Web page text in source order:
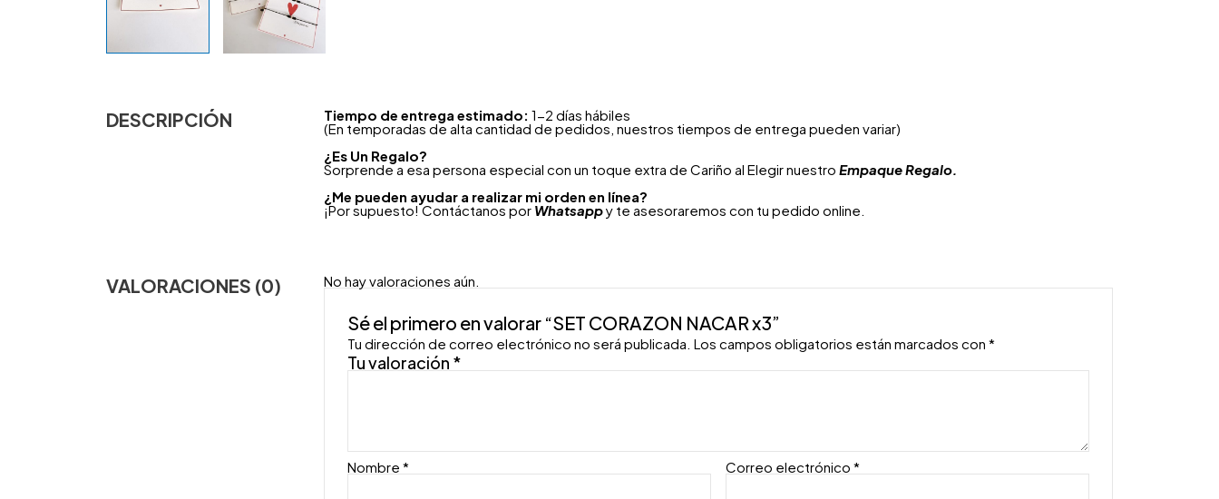
DESCRIPCIÓN Tiempo de entrega estimado: 1-2 días hábiles
(En temporadas de alta cantidad de pedidos, nuestros tiempos de entrega pueden variar)
¿ Es Un Regalo?
Sorprende a esa persona especial con un toque extra de Cariño al Elegir nuestro Empaque Regalo.
¿Me pueden ayudar a realizar mi orden en línea?
¡Por supuesto! Contáctanos por Whatsappy te asesoraremos con tu pedido online.
VALORACIONES (0) No hay valoraciones aún.
Sé el primero en valorar “SET CORAZON NACAR x3”
Tu dirección de correo electrónico no será publicada. Los campos obligatorios están marcados con*
Tu valoración *
Nombre* Correo electrónico*